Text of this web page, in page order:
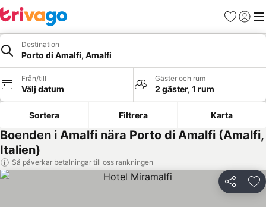
Favoriter
Logga
Destination
Porto di Amalfi, Amalfi
Från/till
Välj datum
Gäster och rum
2 gäster, 1 rum
Sortera Filtrera Karta
Boenden i Amalfi nära Porto di Amalfi (Amalfi,
Italien)
Så påverkar betalningar till oss rankningen
Dela